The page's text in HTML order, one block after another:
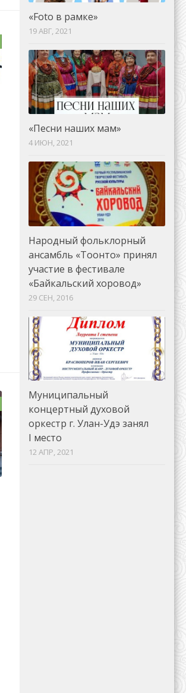
«Foto в рамке»
19 АВГ, 2021
«Песни наших мам»
4 ИЮН, 2021
Народный фольклорный
ансамбль «Тоонто» принял
участие в фестивале
«Байкальский хоровод»
29 СЕН, 2016
Муниципальный
концертный духовой
оркестр г. Улан-Удэ занял
I место
12 АПР, 2021